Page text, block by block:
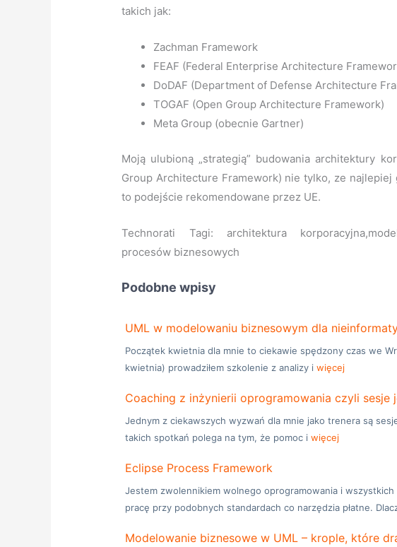
takich jak:
Zachman Framework
FEAF (Federal Enterprise Architecture
DoDAF (Department of Defense Architecture
TOGAF (Open Group Architecture Framework)
Meta Group (obecnie Gartner)
Moją ulubioną „strategią” budowania architektury
Group Architecture Framework) nie tylko, ze
to podejście rekomendowane przez UE.
Technorati Tagi: architektura
procesów biznesowych
Podobne wpisy
UML w modelowaniu biznesowym dla
Początek kwietnia dla mnie to ciekawie spędzony czas we
kwietnia) prowadziłem szkolenie z analizy iwięcej
Coaching z inżynierii oprogramowania czyli sesje
Jednym z ciekawszych wyzwań dla mnie jako trenera są
takich spotkań polega na tym, że pomoc iwięcej
Eclipse Process Framework
Jestem zwolennikiem wolnego oprogramowania i
pracę przy podobnych standardach co narzędzia płatne.
Modelowanie biznesowe w UML – krople, które